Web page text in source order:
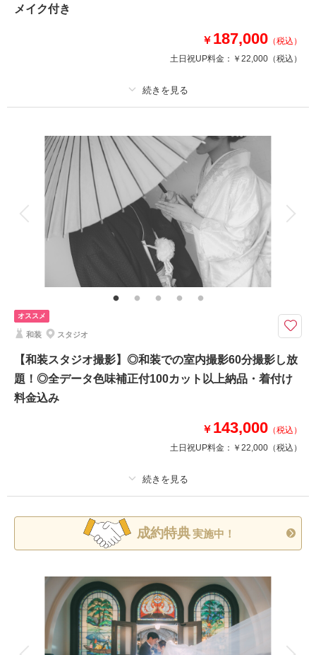
相談予約する
来店・オンライン
メイク付き
￥ 187,000 （税込）
土日祝UP料金： ￥22,000 （税込）
撮影料 新婦衣装1着 新郎衣装1着
着付け ヘアメイク
アルバム データ 200 カット 台紙付写真
衣装追加 会食
家族と撮影 家族用衣装レンタル ペットと撮影
～衣装も小物もすべて揃っています～
スタジオから徒歩で１０分！
青空から、夜景までたくさんのパターンで撮影ができるロケーション地です
みなとみらいを一望にダイナミックなお写真が撮れます！
※お連れ様がいらっしゃる場合、別途費用が発生いたします。
来店・オンライン を確認する
オススメ
和装 スタジオ
【和装スタジオ撮影】◎和装での室内撮影60分撮影し放
題！◎全データ色味補正付100カット以上納品・着付け
料金込み
￥ 143,000 （税込）
土日祝UP料金： ￥22,000 （税込）
新婦衣装1着
着付け ヘアメイク 小物一式
衣装追加 会食
家族と撮影 家族用衣装レンタル ペットと撮影
スタジオセットでの追加料金はなし!!雰囲気が違うお写真が残せます。
成約特典実施中！